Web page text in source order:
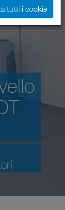
tutti i cookie